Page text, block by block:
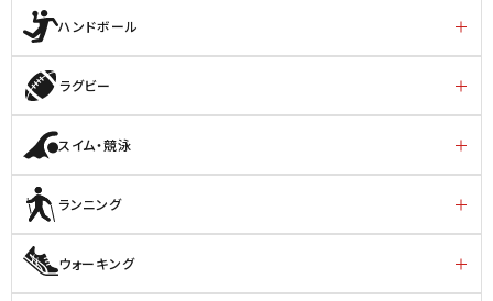
ハンドボール
ラグビー
スイム・競泳
ランニング
ウォーキング